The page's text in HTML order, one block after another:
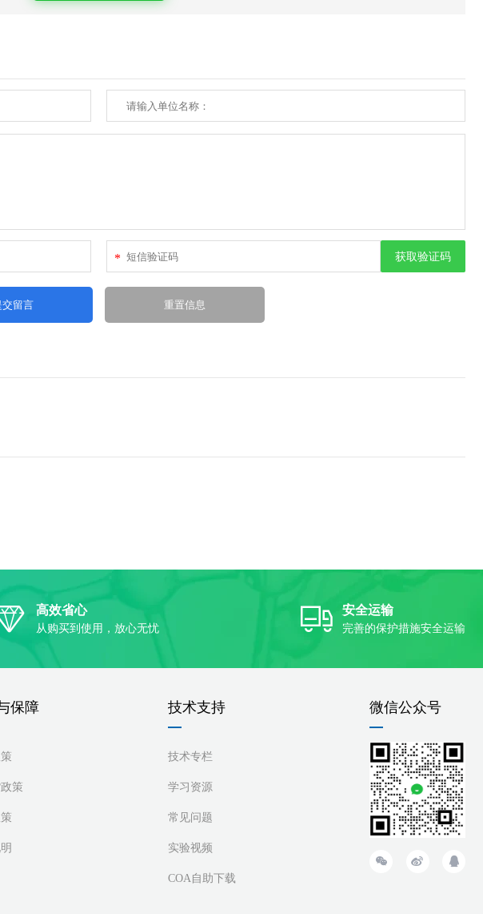
* 获取验证码
高效省心
从购买到使用，放心无忧
安全运输
完善的保护措施安全运输
微信公众号
保障
策
技术支持
技术专栏
学习资源
常见问题
实验视频
COA自助下载